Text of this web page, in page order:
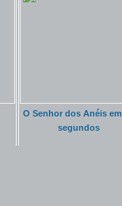
O Senhor dos Anéis
segundos